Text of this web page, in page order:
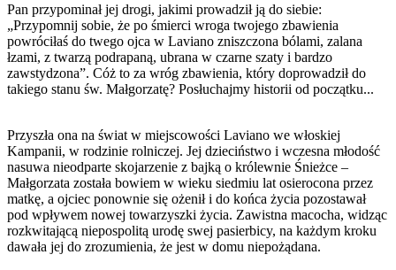
Pan przypominał jej drogi, jakimi prowadził ją do siebie:
„Przypomnij sobie, że po śmierci wroga twojego zbawienia
powróciłaś do twego ojca w Laviano zniszczona bólami, zalana
łzami, z twarzą podrapaną, ubrana w czarne szaty i bardzo
zawstydzona”. Cóż to za wróg zbawienia, który doprowadził do
takiego stanu św. Małgorzatę? Posłuchajmy historii od początku...
Przyszła ona na świat w miejscowości Laviano we włoskiej
Kampanii, w rodzinie rolniczej. Jej dzieciństwo i wczesna młodość
nasuwa nieodparte skojarzenie z bajką o królewnie Śnieżce –
Małgorzata została bowiem w wieku siedmiu lat osierocona przez
matkę, a ojciec ponownie się ożenił i do końca życia pozostawał
pod wpływem nowej towarzyszki życia. Zawistna macocha, widząc
rozkwitającą niepospolitą urodę swej pasierbicy, na każdym kroku
dawała jej do zrozumienia, że jest w domu niepożądana.